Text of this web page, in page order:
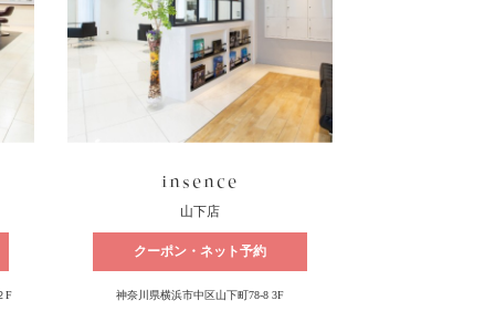
F
insence
山下店
クーポン・ネット予約
神奈川県横浜市中区山下町78-8 3F